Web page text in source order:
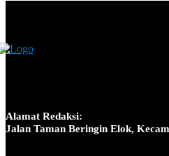
Alamat Redaksi:
Jalan Taman Beringin Elok,